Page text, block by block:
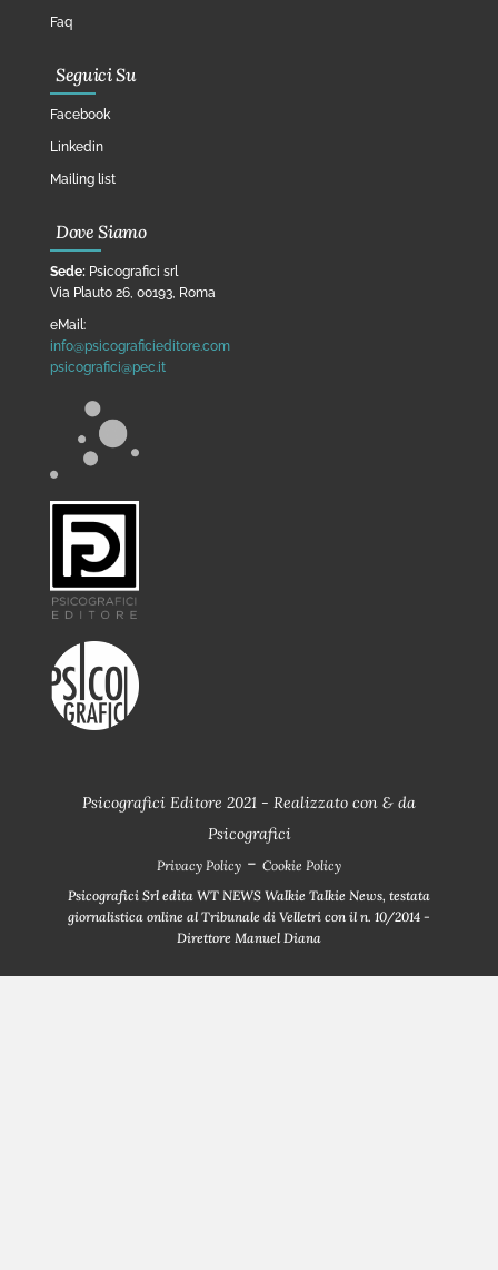
Faq
Seguici Su
Facebook
Linkedin
Mailing list
Dove Siamo
Sede: Psicografici srl
Via Plauto 26, 00193, Roma
eMail:
info@psicograficieditore.com
psicografici@pec.it
Psicografici Editore 2021 - Realizzato con & da
Psicografici
Privacy Policy - Cookie Policy
Psicografici Srl edita WT NEWS Walkie Talkie News, testata
giornalistica online al Tribunale di Velletri con il n. 10/2014 -
Direttore Manuel Diana